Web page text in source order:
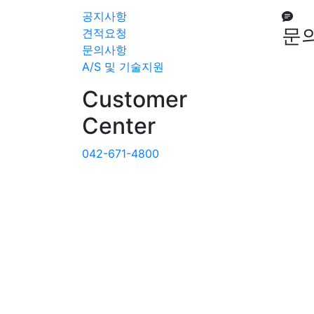
공지사항
견적요청
문의사항
A/S 및 기술지원
Customer
Center
042-671-4800
문